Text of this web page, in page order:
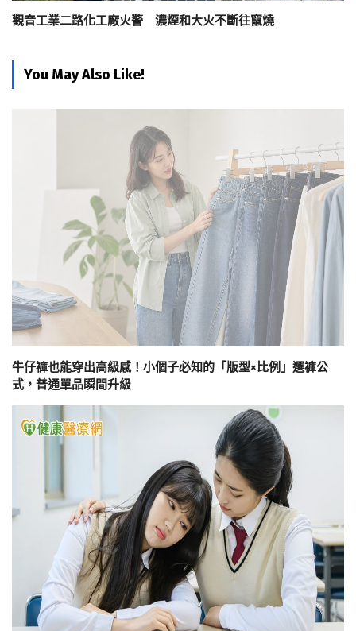
觀音工業二路化工廠火警 濃煙和大火不斷往竄燒
You May Also Like!
牛仔褲也能穿出高級感！小個子必知的「版型×比例」選褲公
式，普通單品瞬間升級